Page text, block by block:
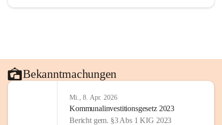
Bekanntmachungen
Mi., 8. Apr. 2026
Kommunalinvestitionsgesetz 2023
Bericht gem. §3 Abs 1 KIG 2023